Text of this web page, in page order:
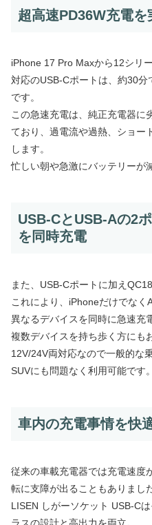
超高速PD36W充電を
iPhone 17 Pro Maxから12シリ
対応のUSB-Cポートは、約30
です。
この急速充電は、純正充電器に
ており、過電流や過熱、ショー
します。
忙しい朝や急激にバッテリーが
USB-CとUSB-Aの2
を同時充電
また、USB-Cポートに加え
これにより、iPhoneだけでなく
異なるデバイスを同時に急速充
複数デバイスを持ち歩く方にも
12V/24V両対応なので一般的な
SUVにも問題なく利用可能です。
車内の充電事情を快
従来の車載充電器では充電速度
転に支障が出ることもありまし
LISEN しがーソケット USB-C